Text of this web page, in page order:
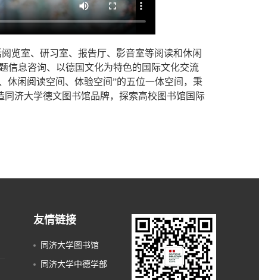
览室、研习室、报告厅、影音室等阅读和休闲
信息咨询、以德国文化为特色的国际文化交流
休闲阅读空间、体验空间”的五位一体空间，秉
济大学德文图书馆品牌，探索高校图书馆国际
友情链接
同济大学图书馆
同济大学中德学部